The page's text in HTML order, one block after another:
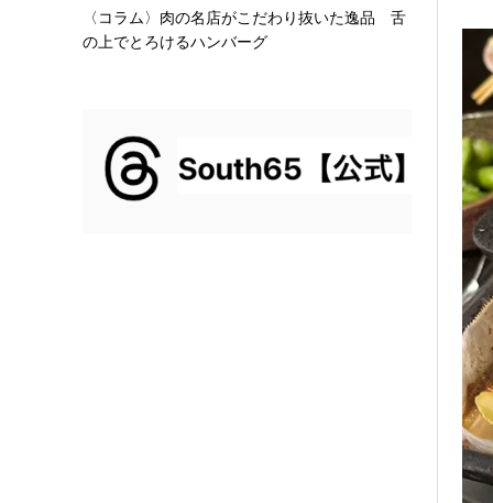
〈コラム〉肉の名店がこだわり抜いた逸品 舌
の上でとろけるハンバーグ